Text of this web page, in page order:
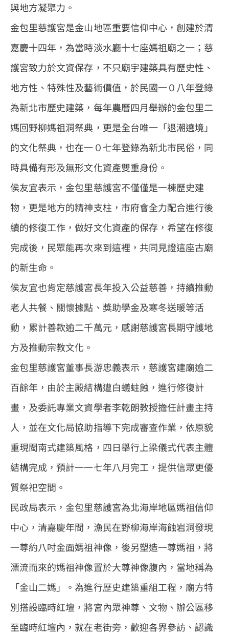
與地方凝聚力。
金包里慈護宮是金山地區重要信仰中心，創建於清
嘉慶十四年，為當時淡水廳十七座媽祖廟之一；慈
護宮致力於文資保存，不只廟宇建築具有歷史性、
地方性、特殊性及藝術價值，於民國一０八年登錄
為新北市歷史建築，每年農曆四月舉辦的金包里二
媽回野柳媽祖洞祭典，更是全台唯一「退潮遶境」
的文化祭典，也在一０七年登錄為新北市民俗，同
時具備有形及無形文化資產雙重身份。
侯友宜表示，金包里慈護宮不僅僅是一棟歷史建
物，更是地方的精神支柱，市府會全力配合進行後
續的修復工作，做好文化資產的保存，希望在修復
完成後，民眾能再次來到這裡，共同見證這座古廟
的新生命。
侯友宜也肯定慈護宮長年投入公益慈善，持續推動
老人共餐、關懷據點、獎助學金及寒冬送暖等活
動，累計善款逾二千萬元，感謝慈護宮長期守護地
方及推動宗教文化。
金包里慈護宮董事長游忠義表示，慈護宮建廟逾二
百餘年，由於主殿結構遭白蟻蛀蝕，進行修復計
畫，及委託專業文資學者李乾朗教授擔任計畫主持
人，並在文化局協助指導下完成審查作業，依原貌
重現閩南式建築風格，四日舉行上梁儀式代表主體
結構完成，預計一一七年八月完工，提供信眾更優
質祭祀空間。
民政局表示，金包里慈護宮為北海岸地區媽祖信仰
中心，清嘉慶年間，漁民在野柳海岸海蝕岩洞發現
一尊約八吋金面媽祖神像，後另塑造一尊媽祖，將
漂流而來的媽祖神像置於大尊神像腹內，當地稱為
「金山二媽」。為進行歷史建築重組工程，廟方特
別搭設臨時紅壇，將宮內眾神尊、文物、辦公區移
至臨時紅壇內，就在老街旁，歡迎各界參訪、認識